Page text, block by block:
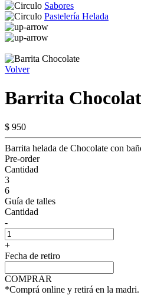
Sabores
Pastelería Helada
Volver
Barrita
$ 950
Barrita helada de Chocolate con
Pre-order
Cantidad
3
6
Guía de talles
Cantidad
-
+
Fecha de retiro
COMPRAR
*Comprá online y retirá en la madri.